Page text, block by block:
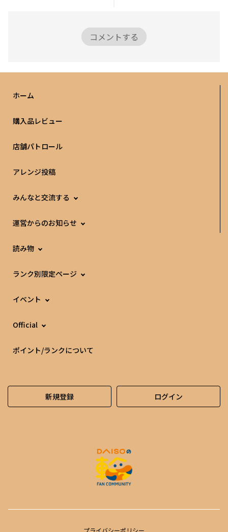
コメントする
ホーム
購入品レビュー
店舗パトロール
アレンジ投稿
みんなと交流する
運営からのお知らせ
読み物
ランク別限定ページ
イベント
Official
ポイント/ランクについて
新規登録 ログイン
プライバシーポリシー